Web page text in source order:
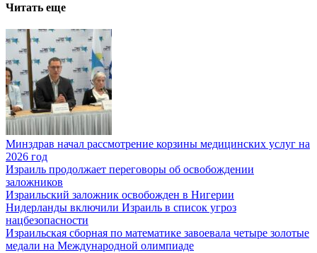
Читать еще
Минздрав начал рассмотрение корзины медицинских услуг на
2026 год
Израиль продолжает переговоры об освобождении
заложников
Израильский заложник освобожден в Нигерии
Нидерланды включили Израиль в список угроз
нацбезопасности
Израильская сборная по математике завоевала четыре золотые
медали на Международной олимпиаде